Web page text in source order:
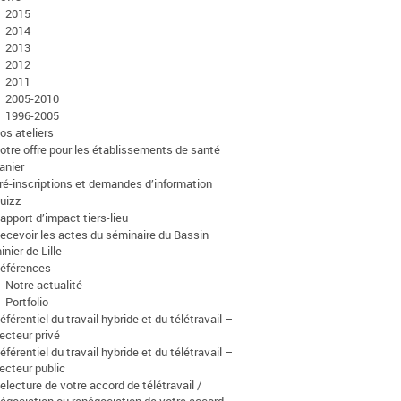
2015
2014
2013
2012
2011
2005-2010
1996-2005
ateliers
offre pour les établissements de santé
inscriptions et demandes d’information
d’impact tiers-lieu
les actes du séminaire du Bassin
de Lille
Notre actualité
Portfolio
du travail hybride et du télétravail –
privé
du travail hybride et du télétravail –
public
de votre accord de télétravail /